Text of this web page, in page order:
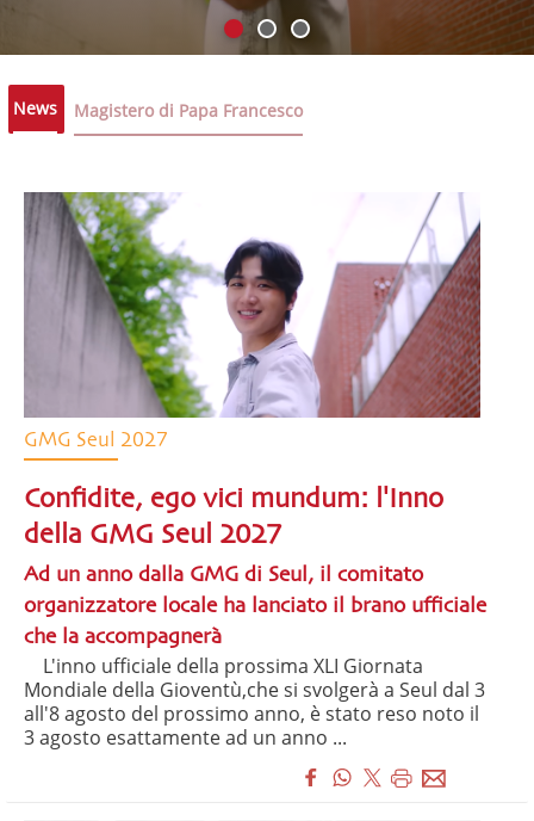
News Magistero di Papa Francesco
GMG Seul 2027
Confidite, ego vici mundum: l'Inno
della GMG Seul 2027
Ad un anno dalla GMG di Seul, il comitato
organizzatore locale ha lanciato il brano ufficiale
che la accompagnerà
L'inno ufficiale della prossima XLI Giornata
Mondiale della Gioventù,che si svolgerà a Seul dal 3
all'8 agosto del prossimo anno, è stato reso noto il
3 agosto esattamente ad un anno ...